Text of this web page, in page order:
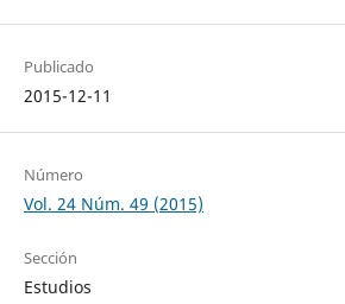
Publicado
2015-12-11
Número
Vol. 24 Núm. 49 (2015)
Sección
Estudios